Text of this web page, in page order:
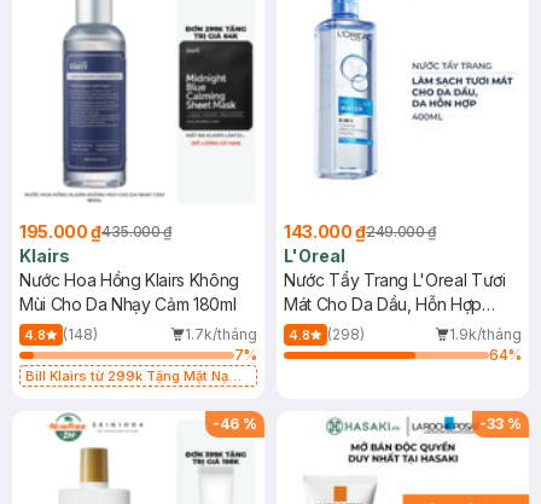
195.000 ₫435.000 ₫
Klairs
Nước Hoa Hồng Klairs Không
Mùi Cho Da Nhạy Cảm 180ml
4.8 (148)
1.7k/tháng
7%
Bill Klairs từ 299k Tặng Mặt Nạ
25ml (SL Có Hạn)
143.000 ₫249.000 ₫
L'Oreal
Nước Tẩy Trang L'Oreal Tươi
Mát Cho Da Dầu, Hỗn Hợp
400ml
4.8 (298)
1.9k/tháng
64%
-46 % -33 %